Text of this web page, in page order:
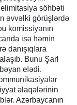
söhbəti
əvvəlki görüşlərdə
komissiyanın
isə həmin
danışıqlara
Bunu Şarl
elədi.
əlaqələrinin
Azərbaycanın